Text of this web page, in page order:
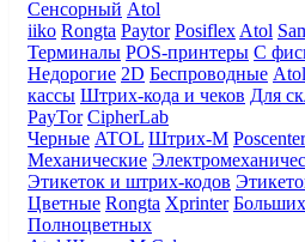
Сенсорный Atol
iiko Rongta Paytor Posiflex Atol
Терминалы POS-принтеры С
Недорогие 2D Беспроводные Atol
кассы Штрих-кода и чеков Для
PayTor CipherLab
Черные ATOL Штрих-М Poscenter
Механические
Этикеток и штрих-кодов
Цветные Rongta Xprinter Больших
Полноцветных